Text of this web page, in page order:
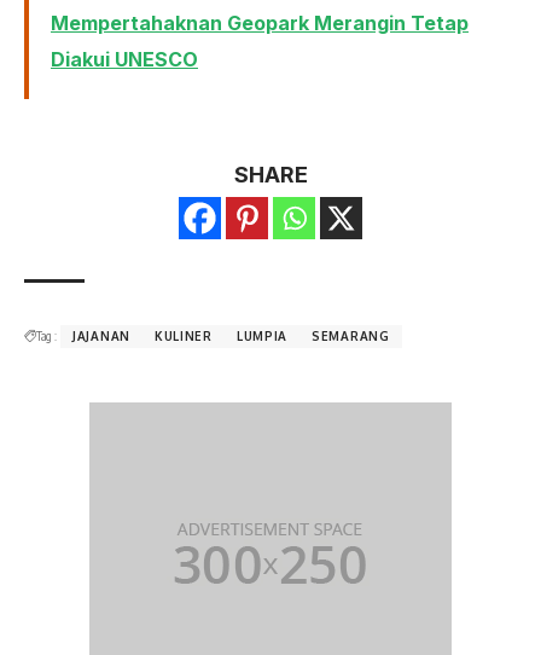
Mempertahaknan Geopark Merangin Tetap
Diakui UNESCO
SHARE
Tag : JAJANAN KULINER LUMPIA SEMARANG